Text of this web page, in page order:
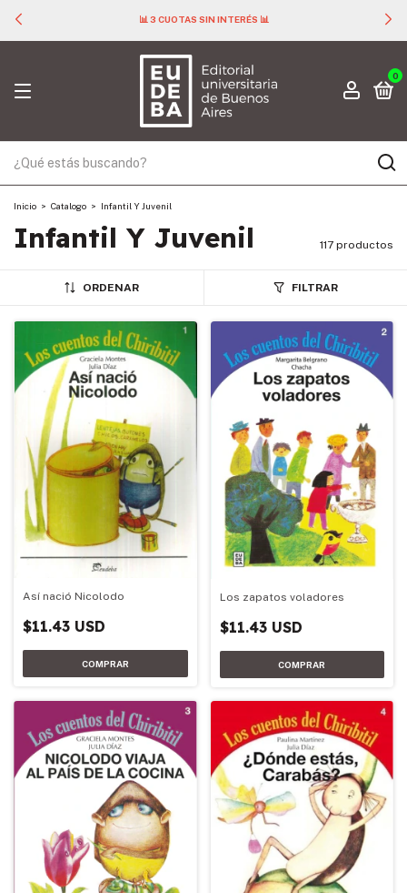
📊 3 CUOTAS SIN INTERÉS 📊
0
Inicio > Catalogo > Infantil Y Juvenil
Infantil Y Juvenil 117 productos
ORDENAR FILTRAR
Así nació Nicolodo
$11.43 USD
Los zapatos voladores
$11.43 USD